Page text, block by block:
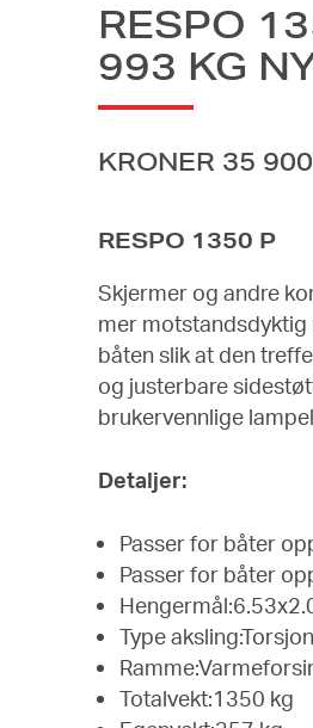
RESPO
993 KG
KRONER 35
RESPO 1350 P
Skjermer og andre
mer motstandsdyktig
båten slik at den
og justerbare
brukervennlige
Detaljer:
Passer for båter
Passer for båter
Type aksling:Torsjon
Totalvekt:1350 kg